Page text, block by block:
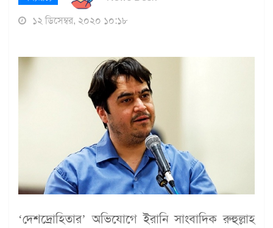
১২ ডিসেম্বর, ২০২০ ১০:১৮
‘দেশদ্রোহিতার’ অভিযোগে ইরানি সাংবাদিক রুহুল্লাহ